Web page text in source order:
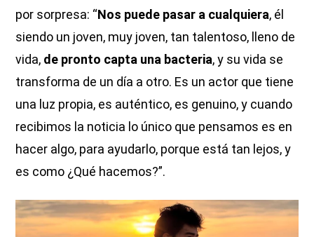
por sorpresa: “Nos puede pasar a cualquiera, él
siendo un joven, muy joven, tan talentoso, lleno de
vida, de pronto capta una bacteria, y su vida se
transforma de un día a otro. Es un actor que tiene
una luz propia, es auténtico, es genuino, y cuando
recibimos la noticia lo único que pensamos es en
hacer algo, para ayudarlo, porque está tan lejos, y
es como ¿Qué hacemos?”.